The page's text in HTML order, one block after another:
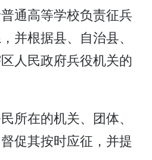
通高等学校负责征兵
并根据县、自治县、
人民政府兵役机关的
所在的机关、团体、
促其按时应征，并提